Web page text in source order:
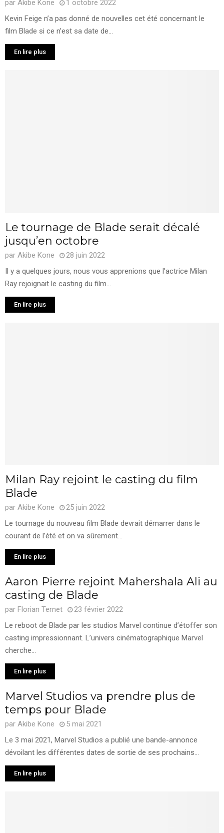
par Akibe Kone
1 octobre 2022
Kevin Feige n’a pas donné de nouvelles cet été concernant le
film Blade si ce n’est sa date de...
En lire plus
Le tournage de Blade serait décalé
jusqu’en octobre
par Akibe Kone
28 juin 2022
Il y a quelques jours, nous vous apprenions que l’actrice Milan
Ray rejoignait le casting du film...
En lire plus
Milan Ray rejoint le casting du film
Blade
par Akibe Kone
25 juin 2022
Le tournage du nouveau film Blade devrait démarrer dans le
courant de l’été et on va sûrement...
En lire plus
Aaron Pierre rejoint Mahershala Ali au
casting de Blade
par Florian Ternet
23 février 2022
Le reboot de Blade par les studios Marvel continue d’étoffer son
casting impressionnant. L’univers cinématographique Marvel
cherche...
En lire plus
Marvel Studios va prendre plus de
temps pour Blade
par Akibe Kone
5 mai 2021
Le 3 mai 2021, Marvel Studios a publié une bande-annonce
dévoilant les différentes dates de sortie de ses prochains...
En lire plus